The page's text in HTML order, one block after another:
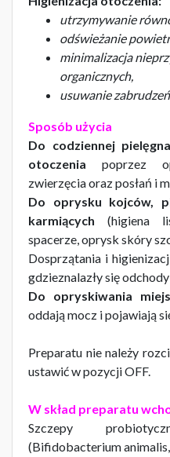
utrzymywanie
odświeżanie
minimalizacja
organicznych,
usuwanie
Sposób użycia
Do codziennej
otoczenia poprzez
zwierzęcia oraz posłań i
Do oprysku kojców,
karmiących (higiena
spacerze, oprysk skóry
Dosprzątania i
gdzieznalazły się
Do opryskiwania
oddają mocz i pojawiają
Preparatu nie należy
ustawić w pozycji OFF.
W skład preparatu
Szczepy
(Bifidobacterium